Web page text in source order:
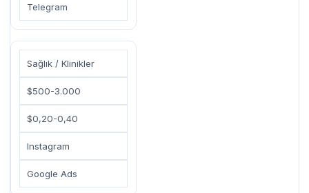
Telegram
Sağlık / Klinikler
$500-3.000
$0,20-0,40
Instagram
Google Ads